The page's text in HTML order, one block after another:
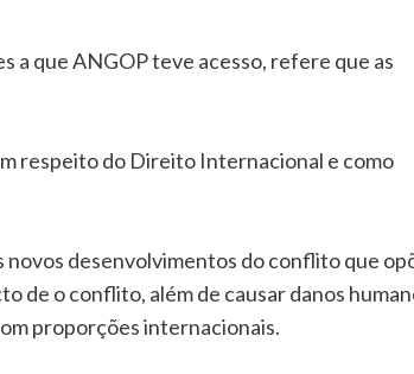
a que ANGOP teve acesso, refere que as
respeito do Direito Internacional e como
novos desenvolvimentos do conflito que
de o conflito, além de causar danos
proporções internacionais.